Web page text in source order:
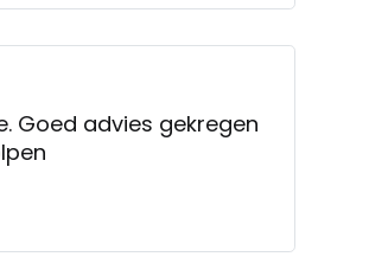
Vriendelijk personeel en goede service. Goed advies gekregen